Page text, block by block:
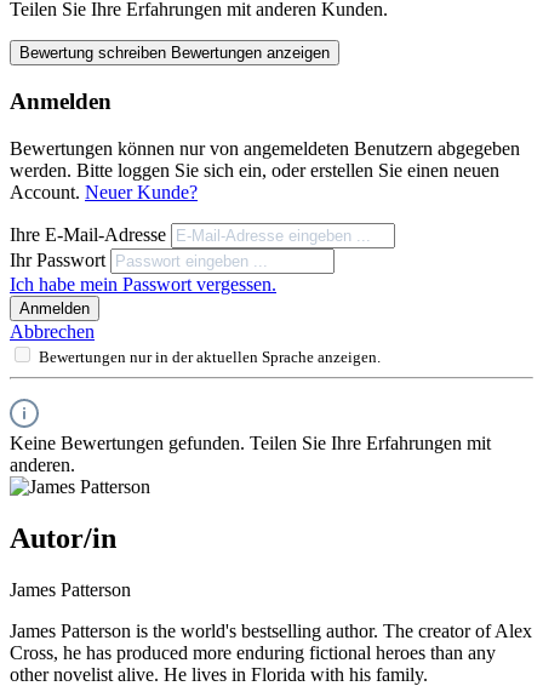
Teilen Sie Ihre Erfahrungen mit anderen Kunden.
Bewertung schreiben Bewertungen anzeigen
Anmelden
Bewertungen können nur von angemeldeten Benutzern abgegeben
werden. Bitte loggen Sie sich ein, oder erstellen Sie einen neuen
Account. Neuer Kunde?
Ihre E-Mail-Adresse
Ihr Passwort
Ich habe mein Passwort vergessen.
Anmelden
Abbrechen
Bewertungen nur in der aktuellen Sprache anzeigen.
Keine Bewertungen gefunden. Teilen Sie Ihre Erfahrungen mit
anderen.
Autor/in
James Patterson
James Patterson is the world's bestselling author. The creator of Alex
Cross, he has produced more enduring fictional heroes than any
other novelist alive. He lives in Florida with his family.